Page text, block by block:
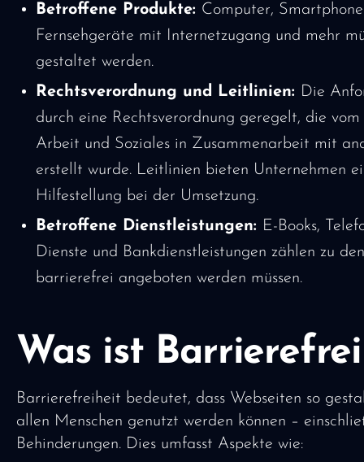
Betroffene Produkte: Computer,
Fernsehgeräte mit Internetzugang und mehr
gestaltet werden.
Rechtsverordnung und Leitlinien: Die
durch eine Rechtsverordnung geregelt, die
Arbeit und Soziales in Zusammenarbeit mit
erstellt wurde. Leitlinien bieten Unternehmen
Hilfestellung bei der Umsetzung.
Betroffene Dienstleistungen: E-Books,
Dienste und Bankdienstleistungen zählen zu
barrierefrei angeboten werden müssen.
Was ist
Barrierefreiheit bedeutet, dass Webseiten so
allen Menschen genutzt werden können –
Behinderungen. Dies umfasst Aspekte wie: